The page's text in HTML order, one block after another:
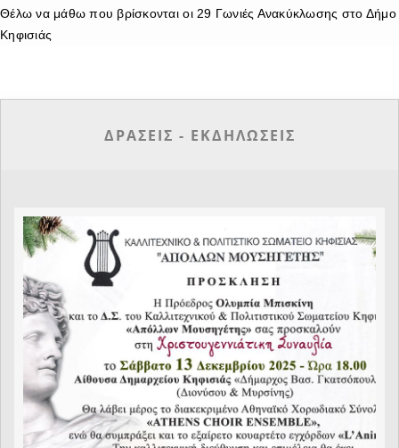
Θέλω να μάθω που βρίσκονται οι 29 Γωνιές Ανακύκλωσης στο Δήμο
Κηφισιάς
ΔΡΑΣΕΙΣ - ΕΚΔΗΛΩΣΕΙΣ